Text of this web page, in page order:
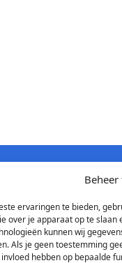
ervaringen te bieden,
over je apparaat op te
kunnen wij
Als je geen toestemming
hebben op bepaalde